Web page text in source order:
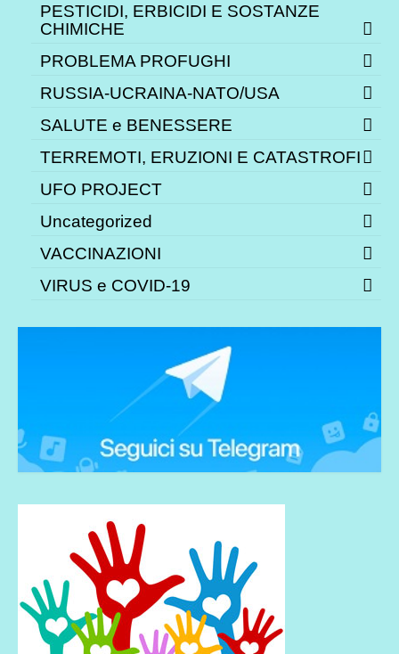
PESTICIDI, ERBICIDI E SOSTANZE
CHIMICHE
PROBLEMA PROFUGHI
RUSSIA-UCRAINA-NATO/USA
SALUTE e BENESSERE
TERREMOTI, ERUZIONI E CATASTROFI
UFO PROJECT
Uncategorized
VACCINAZIONI
VIRUS e COVID-19